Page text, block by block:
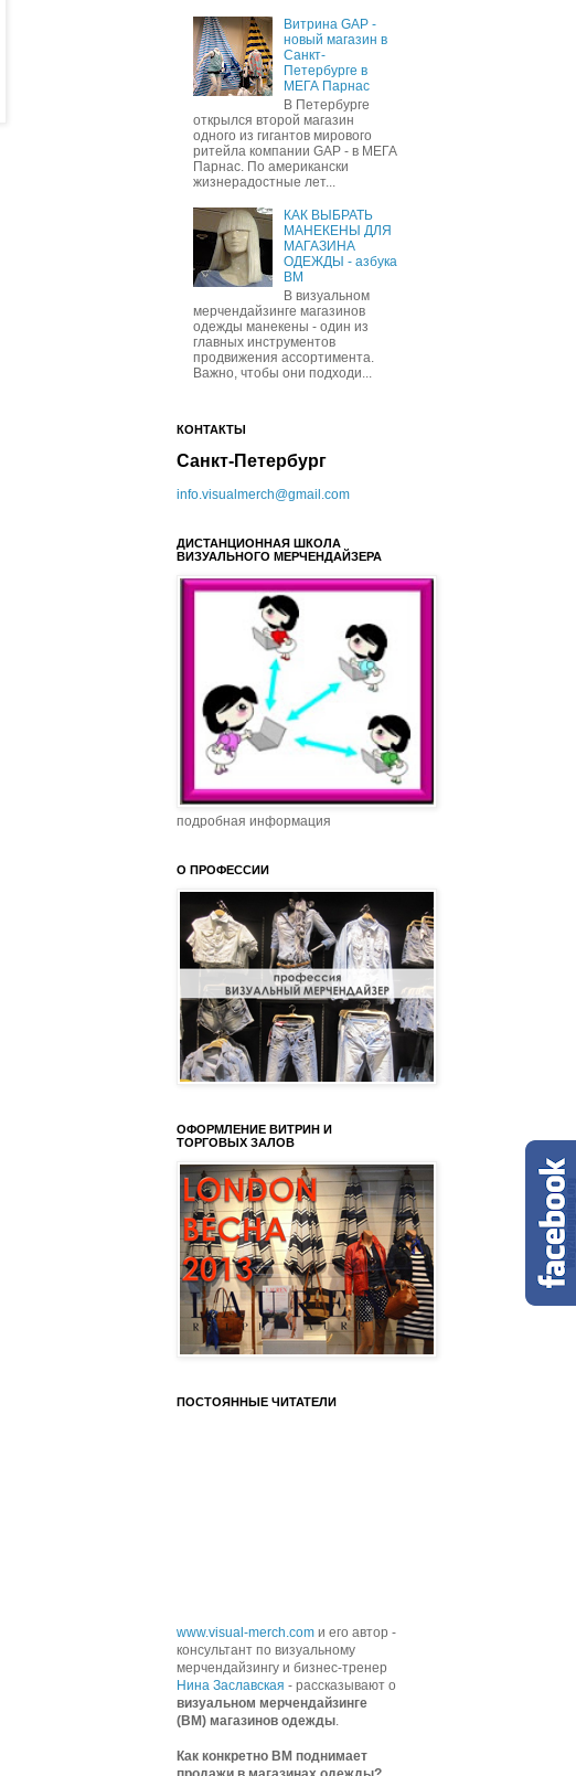
Витрина GAP -
новый магазин в
Санкт-
Петербурге в
МЕГА Парнас
В Петербурге
открылся второй магазин
одного из гигантов мирового
ритейла компании GAP - в МЕГА
Парнас. По американски
жизнерадостные лет...
КАК ВЫБРАТЬ
МАНЕКЕНЫ ДЛЯ
МАГАЗИНА
ОДЕЖДЫ - азбука
ВМ
В визуальном
мерчендайзинге магазинов
одежды манекены - один из
главных инструментов
продвижения ассортимента.
Важно, чтобы они подходи...
КОНТАКТЫ
Санкт-Петербург
info.visualmerch@gmail.com
ДИСТАНЦИОННАЯ ШКОЛА
ВИЗУАЛЬНОГО МЕРЧЕНДАЙЗЕРА
подробная информация
О ПРОФЕССИИ
ОФОРМЛЕНИЕ ВИТРИН И
ТОРГОВЫХ ЗАЛОВ
ПОСТОЯННЫЕ ЧИТАТЕЛИ
www.visual-merch.com и его автор -
консультант по визуальному
мерчендайзингу и бизнес-тренер
Нина Заславская - рассказывают о
визуальном мерчендайзинге
(ВМ) магазинов одежды.
Как конкретно ВМ поднимает